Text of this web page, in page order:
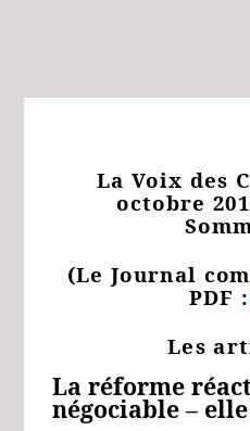
La Voix des
octobre
(Le Journal
PDF :
Les
La réforme
négociable –